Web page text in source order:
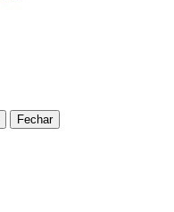
Fechar